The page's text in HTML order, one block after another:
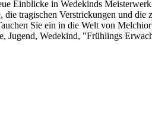
Einblicke in Wedekinds
tragischen Verstrickungen und
Sie ein in die Welt von
Jugend, Wedekind, "Frühlings